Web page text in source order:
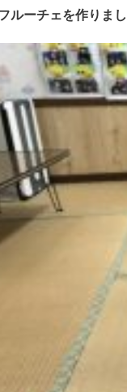
ルーチェを作りま